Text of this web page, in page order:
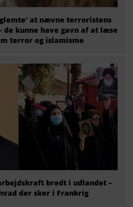
at nævne terroristens
de kunne have gavn af at læse
terror og islamisme
bredt i udlandet –
der sker i Frankrig